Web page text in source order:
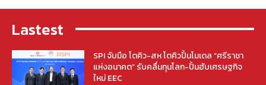
Lastest
SPI จับมือ โตคิว-สห โตคิวปั้นโมเดล “ศรีราชา
แห่งอนาคต” รับคลื่นทุนโลก-ปั้นฮับเศรษฐกิจ
ใหม่ EEC